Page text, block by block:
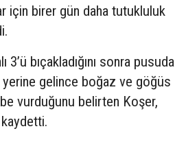
için birer gün daha tutukluluk
3’ü bıçakladığını sonra pusuda
gelince boğaz ve göğüs
vurduğunu belirten Koşer,